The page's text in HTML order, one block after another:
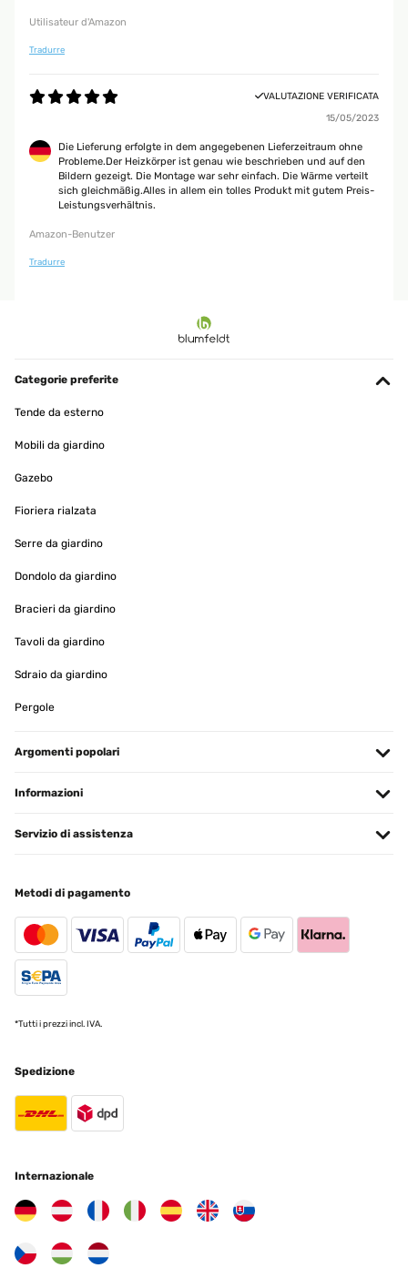
Utilisateur d'Amazon
Tradurre
VALUTAZIONE VERIFICATA
15/05/2023
Die Lieferung erfolgte in dem angegebenen Lieferzeitraum ohne
Probleme.Der Heizkörper ist genau wie beschrieben und auf den
Bildern gezeigt. Die Montage war sehr einfach. Die Wärme verteilt
sich gleichmäßig.Alles in allem ein tolles Produkt mit gutem Preis-
Leistungsverhältnis.
Amazon-Benutzer
Tradurre
Categorie preferite
Tende da esterno
Mobili da giardino
Gazebo
Fioriera rialzata
Serre da giardino
Dondolo da giardino
Bracieri da giardino
Tavoli da giardino
Sdraio da giardino
Pergole
Argomenti popolari
Informazioni
Servizio di assistenza
Metodi di pagamento
*Tutti i prezzi incl. IVA.
Spedizione
Internazionale